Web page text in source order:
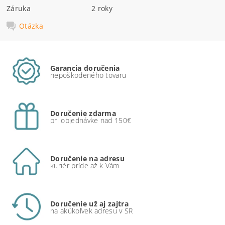
Záruka
2 roky
Otázka
Garancia doručenia
nepoškodeného tovaru
Doručenie zdarma
pri objednávke nad 150€
Doručenie na adresu
kuriér príde až k Vám
Doručenie už aj zajtra
na akúkoľvek adresu v SR